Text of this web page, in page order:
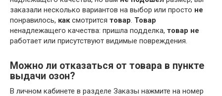
заказали несколько вариантов на выбор или просто не
понравилось, каксмотрится товар. Товар
ненадлежащего качества: пришла подделка, товар не
работает или присутствуют видимые повреждения.
Можно ли отказаться от товара в пункте
выдачи озон?
В личном кабинете в разделе Заказы нажмите на номер